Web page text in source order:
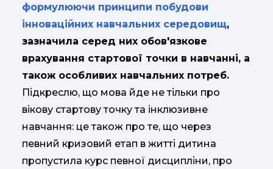
формулюючи принципи побудови
інноваційних навчальних середовищ,
зазначила серед них обов'язкове
врахування стартової точки в навчанні, а
також особливих навчальних потреб.
Підкреслю, що мова йде не тільки про
вікову стартову точку та інклюзивне
навчання: це також про те, що через
певний кризовий етап в житті дитина
пропустила курс певної дисципліни, про